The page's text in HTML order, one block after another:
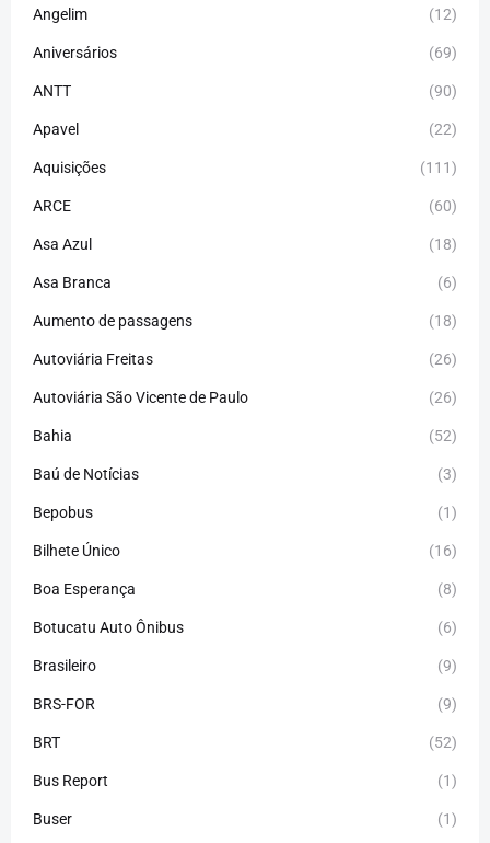
Angelim (12)
Aniversários (69)
ANTT (90)
Apavel (22)
Aquisições (111)
ARCE (60)
Asa Azul (18)
Asa Branca (6)
Aumento de passagens (18)
Autoviária Freitas (26)
Autoviária São Vicente de Paulo (26)
Bahia (52)
Baú de Notícias (3)
Bepobus (1)
Bilhete Único (16)
Boa Esperança (8)
Botucatu Auto Ônibus (6)
Brasileiro (9)
BRS-FOR (9)
BRT (52)
Bus Report (1)
Buser (1)